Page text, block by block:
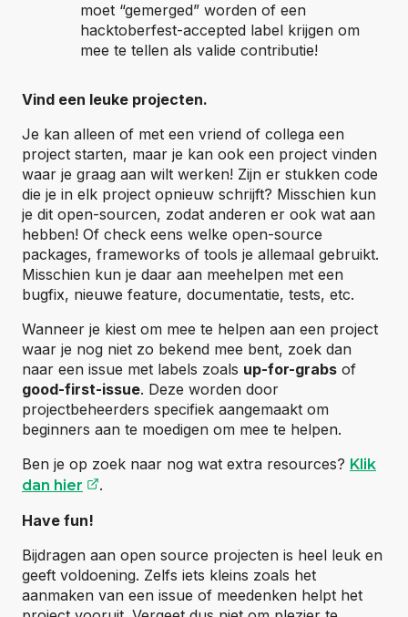
moet “gemerged” worden of een
hacktoberfest-accepted label krijgen om
mee te tellen als valide contributie!
Vind een leuke projecten.
Je kan alleen of met een vriend of collega een
project starten, maar je kan ook een project vinden
waar je graag aan wilt werken! Zijn er stukken code
die je in elk project opnieuw schrijft? Misschien kun
je dit open-sourcen, zodat anderen er ook wat aan
hebben! Of check eens welke open-source
packages, frameworks of tools je allemaal gebruikt.
Misschien kun je daar aan meehelpen met een
bugfix, nieuwe feature, documentatie, tests, etc.
Wanneer je kiest om mee te helpen aan een project
waar je nog niet zo bekend mee bent, zoek dan
naar een issue met labels zoals up-for-grabs of
good-first-issue. Deze worden door
projectbeheerders specifiek aangemaakt om
beginners aan te moedigen om mee te helpen.
Ben je op zoek naar nog wat extra resources? Klik
dan hier
.
Have fun!
Bijdragen aan open source projecten is heel leuk en
geeft voldoening. Zelfs iets kleins zoals het
aanmaken van een issue of meedenken helpt het